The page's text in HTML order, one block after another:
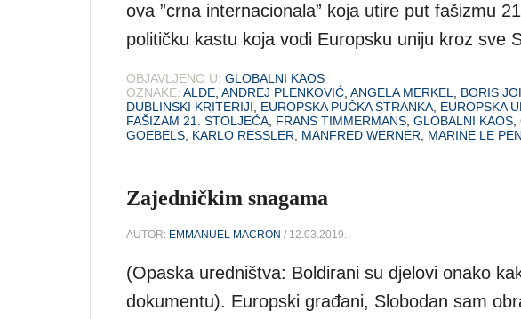
ova ”crna internacionala” koja utire put fašizmu
političku kastu koja vodi Europsku uniju kroz sve
OBJAVLJENO U: GLOBALNI KAOS
OZNAKE: ALDE, ANDREJ PLENKOVIĆ, ANGELA MERKEL, BORIS
DUBLINSKI KRITERIJI, EUROPSKA PUČKA STRANKA, EUROPSKA
FAŠIZAM 21. STOLJEĆA, FRANS TIMMERMANS, GLOBALNI KAOS,
GOEBELS, KARLO RESSLER, MANFRED WERNER, MARINE LE PEN
Zajedničkim snagama
AUTOR: EMMANUEL MACRON / 12.03.2019.
(Opaska uredništva: Boldirani su djelovi onako
dokumentu). Europski građani, Slobodan sam